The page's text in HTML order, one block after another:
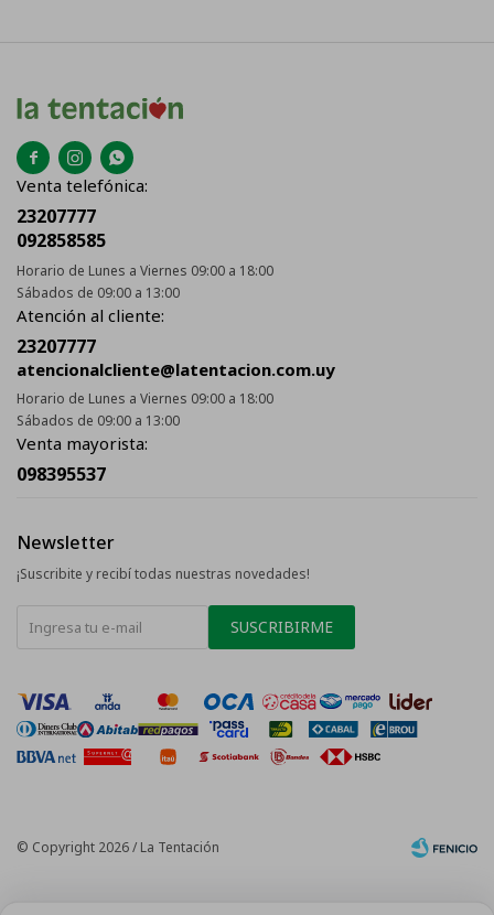
  
Venta telefónica:
23207777
092858585
Horario de Lunes a Viernes 09:00 a 18:00
Sábados de 09:00 a 13:00
Atención al cliente:
23207777
atencionalcliente@latentacion.com.uy
Horario de Lunes a Viernes 09:00 a 18:00
Sábados de 09:00 a 13:00
Venta mayorista:
098395537
Newsletter
¡Suscribite y recibí todas nuestras novedades!
SUSCRIBIRME
© Copyright 2026 / La Tentación